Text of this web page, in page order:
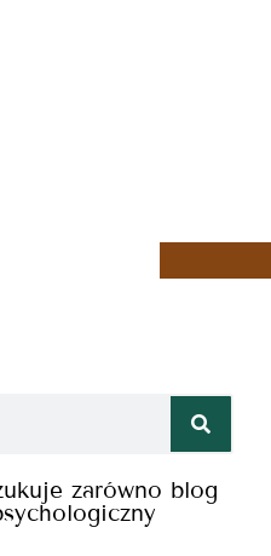
zarówno blog